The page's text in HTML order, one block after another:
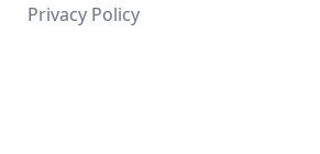
Privacy Policy